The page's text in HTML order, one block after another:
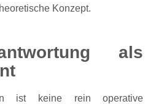
Konzept.
als
ist keine rein operative